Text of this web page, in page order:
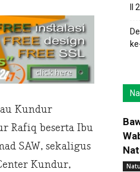
Kundur
Rafiq beserta Ibu
SAW, sekaligus
Kundur,
II